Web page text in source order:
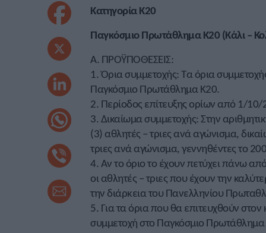
Κατηγορία Κ20
Παγκόσμιο Πρωτάθλημα Κ20 (Κάλι –
Α. ΠΡΟΫΠΟΘΕΣΕΙΣ:
1. Όρια συμμετοχής: Τα όρια
Παγκόσμιο Πρωτάθλημα K20.
2. Περίοδος επίτευξης ορίων από 1/
3. Δικαίωμα συμμετοχής: Στην
(3) αθλητές – τριες ανά αγώνισμα,
τριες ανά αγώνισμα, γεννηθέντες το
4. Αν το όριο το έχουν πετύχει πάνω
οι αθλητές – τριες που έχουν την
την διάρκεια του Πανελληνίου
5. Για τα όρια που θα επιτευχθούν
συμμετοχή στο Παγκόσμιο Πρωτάθλημα